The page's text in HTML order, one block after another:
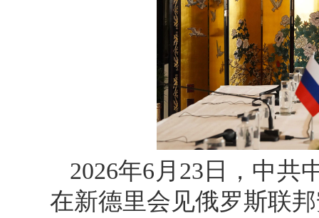
2026年6月23日，中共
在新德里会见俄罗斯联